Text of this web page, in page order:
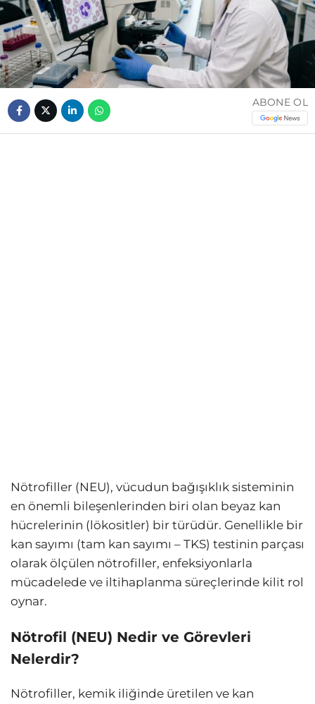
ABONE OL
Nötrofiller (NEU), vücudun bağışıklık sisteminin
en önemli bileşenlerinden biri olan beyaz kan
hücrelerinin (lökositler) bir türüdür. Genellikle bir
kan sayımı (tam kan sayımı – TKS) testinin parçası
olarak ölçülen nötrofiller, enfeksiyonlarla
mücadelede ve iltihaplanma süreçlerinde kilit rol
oynar.
Nötrofil (NEU) Nedir ve Görevleri
Nelerdir?
Nötrofiller, kemik iliğinde üretilen ve kan